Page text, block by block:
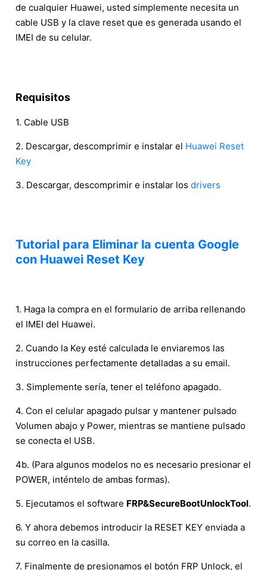
de cualquier Huawei, usted simplemente necesita un
cable USB y la clave reset que es generada usando el
IMEI de su celular.
Requisitos
1. Cable USB
2. Descargar, descomprimir e instalar el Huawei Reset
Key
3. Descargar, descomprimir e instalar los drivers
Tutorial para Eliminar la cuenta Google
con Huawei Reset Key
1. Haga la compra en el formulario de arriba rellenando
el IMEI del Huawei.
2. Cuando la Key esté calculada le enviaremos las
instrucciones perfectamente detalladas a su email.
3. Simplemente sería, tener el teléfono apagado.
4. Con el celular apagado pulsar y mantener pulsado
Volumen abajo y Power, mientras se mantiene pulsado
se conecta el USB.
4b. (Para algunos modelos no es necesario presionar el
POWER, inténtelo de ambas formas).
5. Ejecutamos el software FRP&SecureBootUnlockTool.
6. Y ahora debemos introducir la RESET KEY enviada a
su correo en la casilla.
7. Finalmente de presionamos el botón FRP Unlock, el